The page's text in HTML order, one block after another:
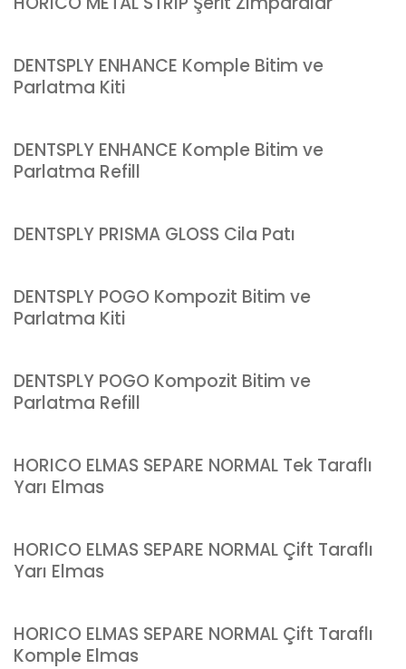
DENTSPLY ENHANCE Komple Bitim ve
Parlatma Kiti
DENTSPLY ENHANCE Komple Bitim ve
Parlatma Refill
DENTSPLY PRISMA GLOSS Cila Patı
DENTSPLY POGO Kompozit Bitim ve
Parlatma Kiti
DENTSPLY POGO Kompozit Bitim ve
Parlatma Refill
HORICO ELMAS SEPARE NORMAL Tek Taraflı
Yarı Elmas
HORICO ELMAS SEPARE NORMAL Çift Taraflı
Yarı Elmas
HORICO ELMAS SEPARE NORMAL Çift Taraflı
Komple Elmas